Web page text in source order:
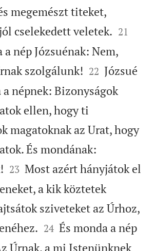
megemészt titeket,
cselekedett veletek. 

21
nép Józsuénak: Nem,
szolgálunk! 

22 Józsué
népnek: Bizonyságok
ellen, hogy ti
magatoknak az Urat, hogy
És mondának:


23 Most azért hányjátok el
a kik köztetek
sziveteket az Úrhoz,


24 És monda a nép
Úrnak, a mi Istenünknek